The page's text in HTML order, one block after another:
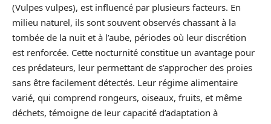
(Vulpes vulpes), est influencé par plusieurs facteurs. En
milieu naturel, ils sont souvent observés chassant à la
tombée de la nuit et à l’aube, périodes où leur discrétion
est renforcée. Cette nocturnité constitue un avantage pour
ces prédateurs, leur permettant de s’approcher des proies
sans être facilement détectés. Leur régime alimentaire
varié, qui comprend rongeurs, oiseaux, fruits, et même
déchets, témoigne de leur capacité d’adaptation à